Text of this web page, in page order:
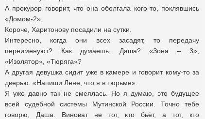
А прокурор говорит, что она оболгала кого-то, поклявшись
«Домом-2».
Короче, Харитонову посадили на сутки.
Интересно, когда они всех засадят, то передачу
переименуют? Как думаешь, Даша? «Зона – 3»,
«Изолятор», «Тюряга»?
А другая девушка сидит уже в камере и говорит кому-то за
дверью: «Напиши Лене, что я в тюрьме».
Я уже давно так не смеялась. Но я думаю, это будущее
всей судебной системы Мутинской России. Точно тебе
говорю, Даша. Виноват не тот, кто бьёт, а тот, кто